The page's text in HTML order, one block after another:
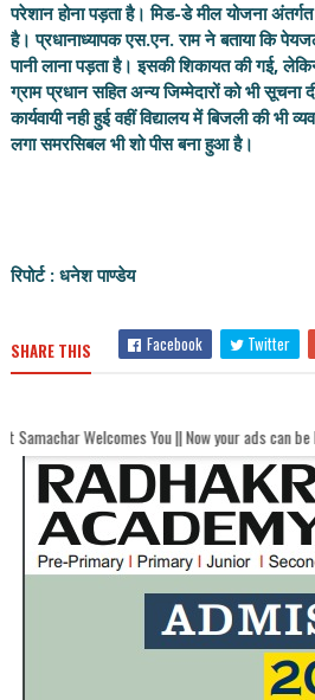
परेशान होना पड़ता है। मिड-डे मील योजना
है। प्रधानाध्यापक एस.एन. राम ने बताया कि
पानी लाना पड़ता है। इसकी शिकायत की गई,
ग्राम प्रधान सहित अन्य जिम्मेदारों को भी
कार्यवायी नही हुई वहीं विद्यालय में बिजली की
लगा समरसिबल भी शो पीस बना हुआ है।
रिपोर्ट : धनेश पाण्डेय
SHARE THIS Facebook Twitter
You || Now your ads can be here...|| For